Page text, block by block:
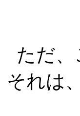
ただ
それは